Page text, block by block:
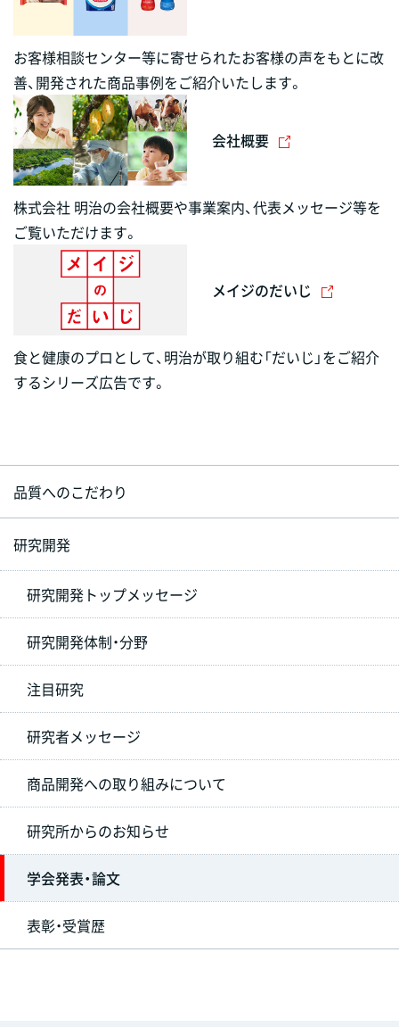
お客様相談センター等に寄せられたお客様の声をもとに改
善、開発された商品事例をご紹介いたします。
会社概要
株式会社 明治の会社概要や事業案内、代表メッセージ等を
ご覧いただけます。
メイジのだいじ
食と健康のプロとして、明治が取り組む「だいじ」をご紹介
するシリーズ広告です。
品質へのこだわり
研究開発
研究開発トップメッセージ
研究開発体制・分野
注目研究
研究者メッセージ
商品開発への取り組みについて
研究所からのお知らせ
学会発表・論文
表彰・受賞歴